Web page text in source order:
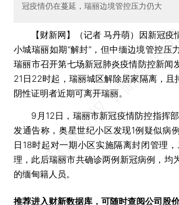
冠疫情仍在蔓延，瑞丽边境管控压力仍大
【财新网】（记者 马丹萌） 因新冠疫
小城瑞丽如期“解封”，但中缅边境管控压
瑞丽市召开第七场新冠肺炎疫情防控新闻
21日22时起，瑞丽城区解除居家隔离，且
阴性证明者近期可离开瑞丽。
9月12日，瑞丽市新冠疫情防控指挥部
发通告称，奥星世纪小区发现1例疑似病
日18时起对一期小区实施隔离封闭管理
理，此后瑞丽市共确诊两例新冠病例，均
的缅甸籍人员。
推荐进入财新数据库 ，可随时查阅公司股